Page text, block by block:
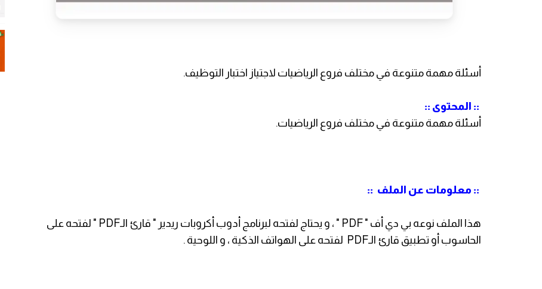
أسئلة مهمة متنوعة في مختلف فروع الرياضيات لاجتياز اختبار التوظيف.
:: المحتوى ::
أسئلة مهمة متنوعة في مختلف فروع الرياضيات.
:: معلومات عن الملف ::
هذا الملف نوعه بي دي أف " PDF " ، و يحتاج لفتحه لبرنامج أدوب أكروبات ريدير " قارئ الـPDF " لفتحه على
الحاسوب أو تطبيق قارئ الـPDF لفتحه على الهواتف الذكية ، و اللوحية .